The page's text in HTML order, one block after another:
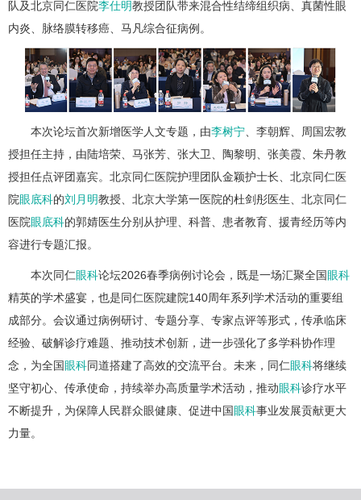
队及北京同仁医院李仕明教授团队带来混合性结缔组织病、真菌性眼
内炎、脉络膜转移癌、马凡综合征病例。
本次论坛首次新增医学人文专题，由李树宁 、李朝辉、周国宏教
授担任主持，由陆培荣、马张芳、张大卫、陶黎明、张美霞、朱丹教
授担任点评团嘉宾。北京同仁医院护理团队金颖护士长、北京同仁医
院眼底科的刘月明教授、北京大学第一医院的杜剑彤医生、北京同仁
医院眼底科的郭婧医生分别从护理、科普、患者教育、援青经历等内
容进行专题汇报。
本次同仁眼科论坛2026春季病例讨论会，既是一场汇聚全国眼科
精英的学术盛宴，也是同仁医院建院140周年系列学术活动的重要组
成部分。会议通过病例研讨、专题分享、专家点评等形式，传承临床
经验、破解诊疗难题、推动技术创新，进一步强化了多学科协作理
念，为全国眼科同道搭建了高效的交流平台。未来，同仁眼科将继续
坚守初心、传承使命，持续举办高质量学术活动，推动眼科诊疗水平
不断提升，为保障人民群众眼健康、促进中国眼科事业发展贡献更大
力量。